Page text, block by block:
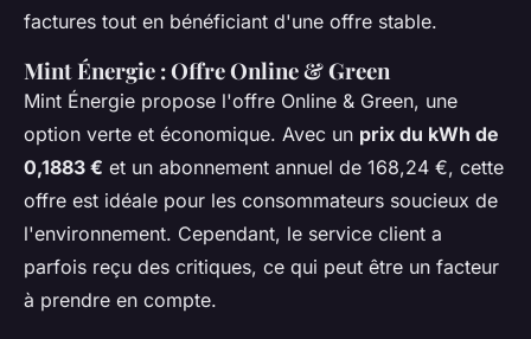
factures tout en bénéficiant d'une offre stable.
Mint Énergie : Offre Online & Green
Mint Énergie propose l'offre Online & Green, une
option verte et économique. Avec un prix du kWh de
0,1883 € et un abonnement annuel de 168,24 €, cette
offre est idéale pour les consommateurs soucieux de
l'environnement. Cependant, le service client a
parfois reçu des critiques, ce qui peut être un facteur
à prendre en compte.